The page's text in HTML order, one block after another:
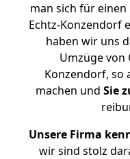
man sich für
Echtz-Konzendorf
haben wir uns
Umzüge von
Konzendorf, so
machen und Sie
Unsere Firma
wir sind stolz